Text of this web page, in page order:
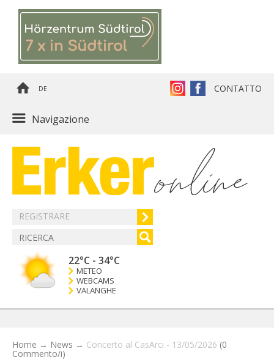
DE CONTATTO
Navigazione
REGISTRARE
22°C - 34°C
METEO
WEBCAMS
VALANGHE
Home → News → Concerto al CasArci - 13/05/2026 (0
Commento/i)